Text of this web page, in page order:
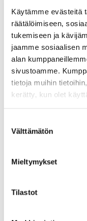
Käytämme evästeitä
räätälöimiseen,
tukemiseen ja
jaamme sosiaalisen
alan
sivustoamme.
tietoja muihin
kerätty, kun olet
valinta
Välttämätön
Mieltymykset
Tilastot